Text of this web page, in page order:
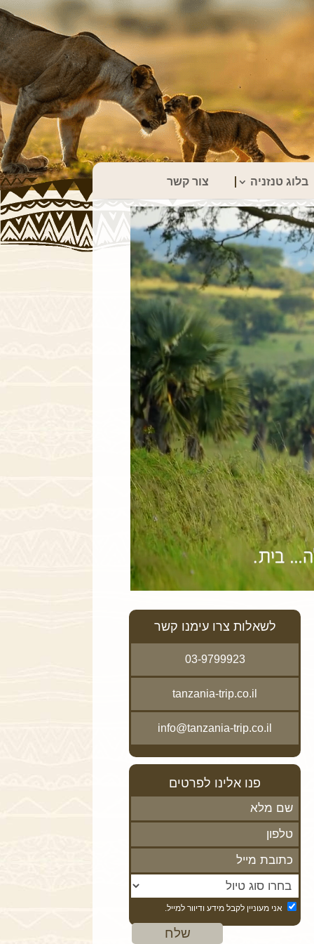
בלוג טנזניה צור קשר
לשאלות צרו עימנו קשר
03-9799923
tanzania-trip.co.il
info@tanzania-trip.co.il
פנו אלינו לפרטים
אני מעוניין לקבל מידע ודיוור למייל.